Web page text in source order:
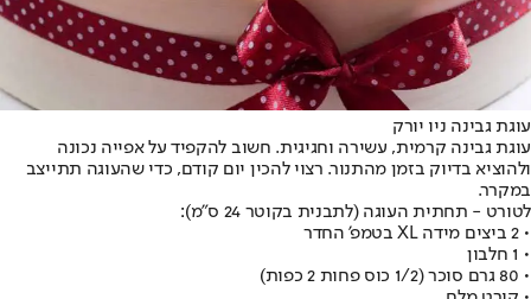
עוגת גבינה ניו יורק
עוגת גבינה קרמית, עשירה וחגיגית. חשוב להקפיד על אפייה נכונה
ולהוציא בדיוק בזמן מהתנור. רצוי להכין יום קודם, כדי שהעוגה תתייצב
במקרר.
לטורט - תחתית העוגה (לתבנית בקוטר 24 ס"מ):
• 2 ביצים מידה XL בטמפ' החדר
• 1 חלבון
• 80 גרם סוכר (1/2 כוס פחות 2 כפות)